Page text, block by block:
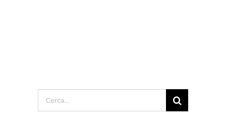
Cerca
per: